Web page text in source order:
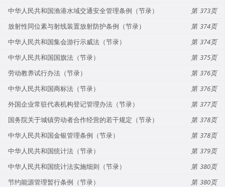
中华人民共和国渔港水域交通安全管理条例（节录）
373
放射性同位素与射线装置放射防护条例（节录）
374
中华人民共和国集会游行示威法（节录）
374
中华人民共和国国旗法（节录）
375
劳动教养试行办法（节录）
376
中华人民共和国商标法（节录）
376
外国企业常驻代表机构登记管理办法（节录）
377
国务院关于城镇劳动者合作经营的若干规定（节录）
378
中华人民共和国金银管理条例（节录）
378
中华人民共和国统计法（节录）
379
中华人民共和国统计法实施细则（节录）
380
节约能源管理暂行条例（节录）
380